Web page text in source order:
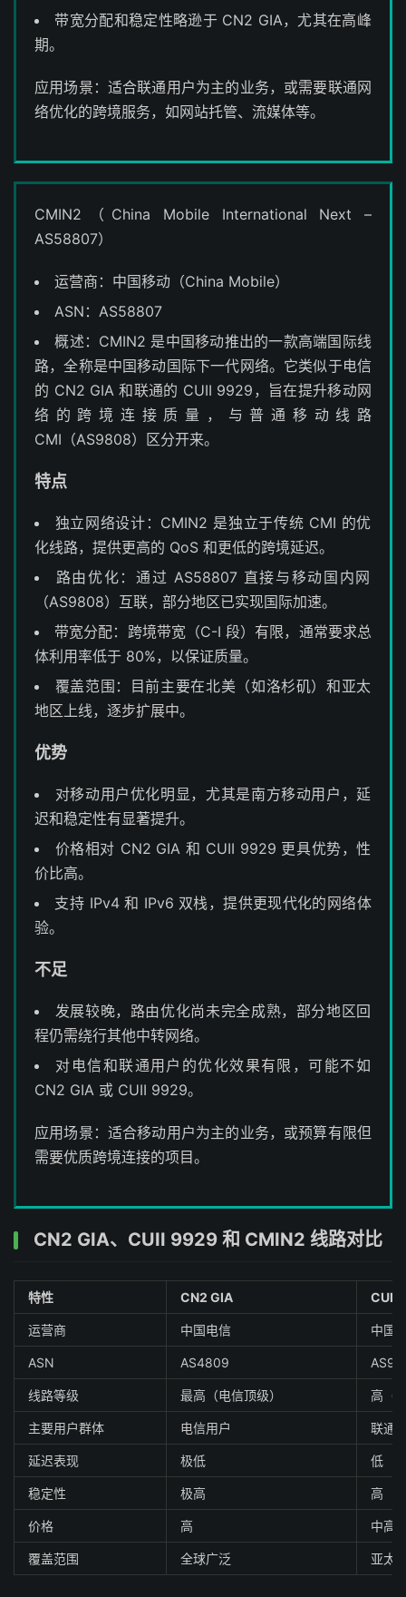
带宽分配和稳定性略逊于 CN2 GIA，尤其在高峰
期。
应用场景：适合联通用户为主的业务，或需要联通网
络优化的跨境服务，如网站托管、流媒体等。
CMIN2（China Mobile International Next –
AS58807）
运营商：中国移动（China Mobile）
ASN：AS58807
概述：CMIN2 是中国移动推出的一款高端国际线
路，全称是中国移动国际下一代网络。它类似于电信
的 CN2 GIA 和联通的 CUII 9929，旨在提升移动网
络的跨境连接质量，与普通移动线路
CMI（AS9808）区分开来。
特点
独立网络设计：CMIN2 是独立于传统 CMI 的优
化线路，提供更高的 QoS 和更低的跨境延迟。
路由优化：通过 AS58807 直接与移动国内网
（AS9808）互联，部分地区已实现国际加速。
带宽分配：跨境带宽（C-I 段）有限，通常要求总
体利用率低于 80%，以保证质量。
覆盖范围：目前主要在北美（如洛杉矶）和亚太
地区上线，逐步扩展中。
优势
对移动用户优化明显，尤其是南方移动用户，延
迟和稳定性有显著提升。
价格相对 CN2 GIA 和 CUII 9929 更具优势，性
价比高。
支持 IPv4 和 IPv6 双栈，提供更现代化的网络体
验。
不足
发展较晚，路由优化尚未完全成熟，部分地区回
程仍需绕行其他中转网络。
对电信和联通用户的优化效果有限，可能不如
CN2 GIA 或 CUII 9929。
应用场景：适合移动用户为主的业务，或预算有限但
需要优质跨境连接的项目。
CN2 GIA、CUII 9929 和 CMIN2 线路对比
特性 CN2 GIA CUII
运营商 中国电信 中国
ASN AS4809
线路等级 最高（电信顶级） 高（
主要用户群体 电信用户 联通
延迟表现 极低 低
稳定性 极高 高
价格 高 中高
覆盖范围 全球广泛 亚太